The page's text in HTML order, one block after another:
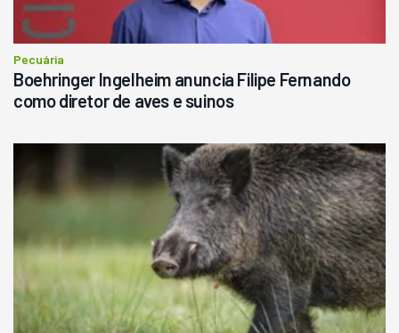
Pecuária
Boehringer Ingelheim anuncia Filipe Fernando
como diretor de aves e suinos